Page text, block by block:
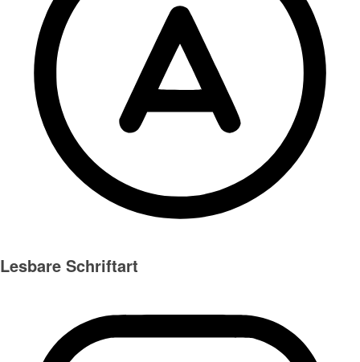
Lesbare Schriftart